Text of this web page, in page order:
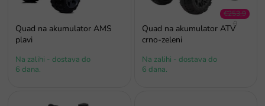
Quad na akumulator AMS
plavi
Na zalihi - dostava do
6 dana.
€253,9
0
–34 %
Quad na akumulator ATV
crno-zeleni
Na zalihi - dostava do
6 dana.